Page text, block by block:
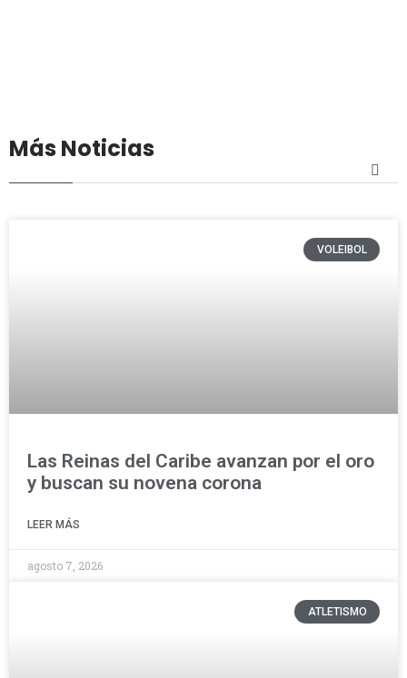
Más Noticias
VOLEIBOL
Las Reinas del Caribe avanzan por el oro
y buscan su novena corona
LEER MÁS
agosto 7, 2026
ATLETISMO